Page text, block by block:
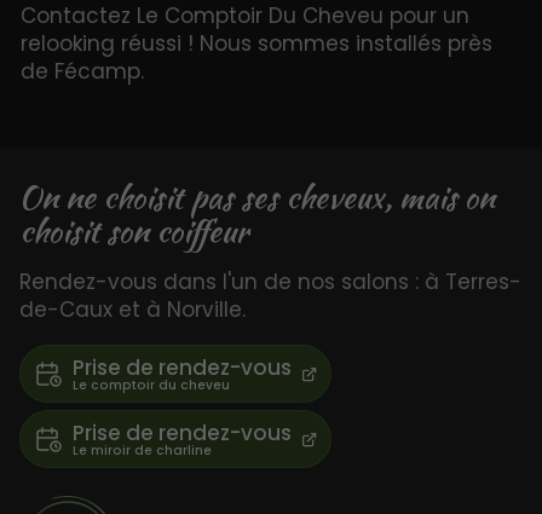
Contactez Le Comptoir Du Cheveu pour un
relooking réussi ! Nous sommes installés près
de Fécamp.
On ne choisit pas ses cheveux, mais on
choisit son coiffeur
Rendez-vous dans l'un de nos salons : à Terres-
de-Caux et à Norville.
Prise de rendez-vous
Prise de rendez-vous